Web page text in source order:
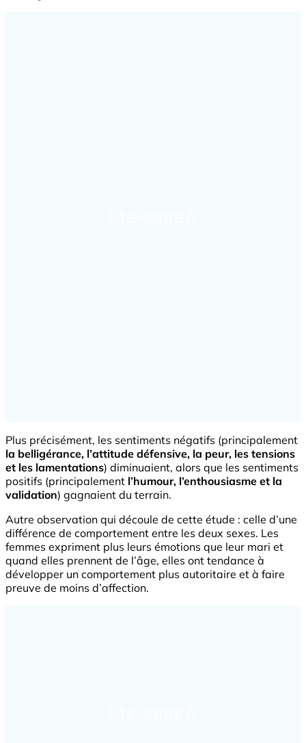
Plus précisément, les sentiments négatifs (principalement
la belligérance, l’attitude défensive, la peur, les tensions
et les lamentations) diminuaient, alors que les sentiments
positifs (principalement l’humour, l’enthousiasme et la
validation) gagnaient du terrain.
Autre observation qui découle de cette étude : celle d’une
différence de comportement entre les deux sexes. Les
femmes expriment plus leurs émotions que leur mari et
quand elles prennent de l’âge, elles ont tendance à
développer un comportement plus autoritaire et à faire
preuve de moins d’affection.